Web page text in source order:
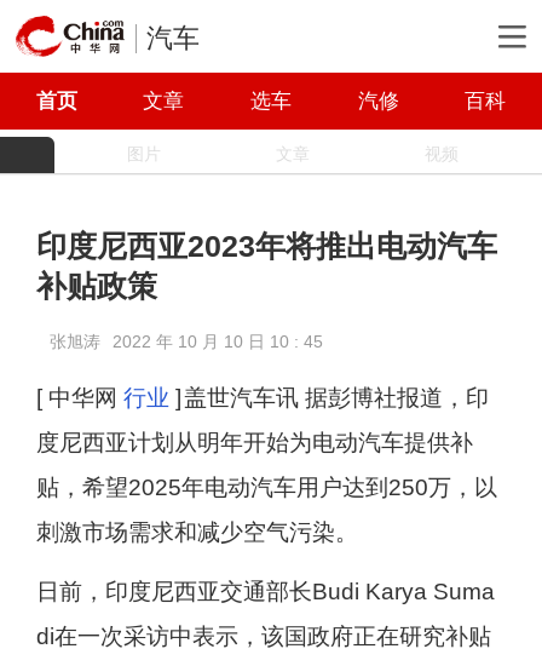
汽车
首页 文章 选车 汽修 百科
图片 文章 视频
印度尼西亚2023年将推出电动汽车
补贴政策
张旭涛 2022 年 10 月 10 日 10 : 45
[ 中华网 行业 ] 盖世汽车讯 据彭博社报道，印
度尼西亚计划从明年开始为电动汽车提供补
贴，希望2025年电动汽车用户达到250万，以
刺激市场需求和减少空气污染。
日前，印度尼西亚交通部长Budi Karya Suma
di在一次采访中表示，该国政府正在研究补贴